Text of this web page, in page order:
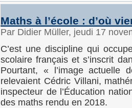
Maths à l’école : d’où
Par Didier Müller, jeudi 17
C’est une discipline qui
scolaire français et s’inscrit
Pourtant, « l’image actuelle
relevaient Cédric Villani,
inspecteur de l’Éducation
des maths rendu en 2018.